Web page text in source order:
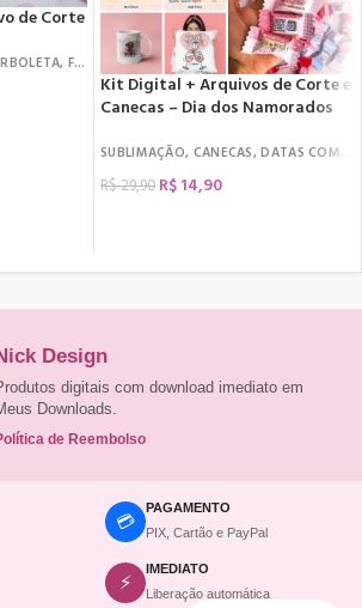
de Corte
, FREEBIES
Kit Digital + Arquivos de Corte e
Canecas – Dia dos Namorados
SUBLIMAÇÃO, CANECAS,DATAS COMEMORATIVAS
R$29,90 R$14,90
Design
digitais com download imediato em
Downloads.
de Reembolso
💳
PAGAMENTO
PIX, Cartão e PayPal
⚡
IMEDIATO
Liberação automática